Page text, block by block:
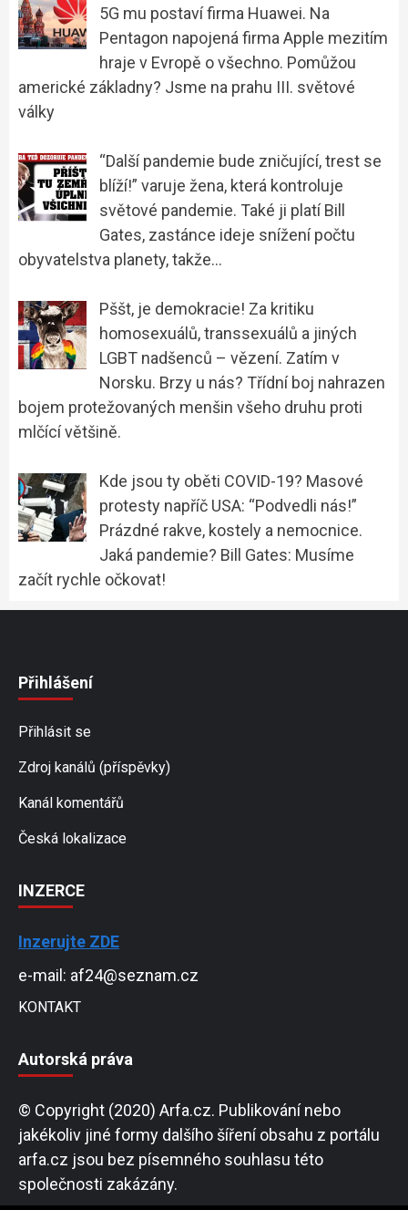
5G mu postaví firma Huawei. Na
Pentagon napojená firma Apple mezitím
hraje v Evropě o všechno. Pomůžou
americké základny? Jsme na prahu III. světové
války
“Další pandemie bude zničující, trest se
blíží!” varuje žena, která kontroluje
světové pandemie. Také ji platí Bill
Gates, zastánce ideje snížení počtu
obyvatelstva planety, takže…
Pššt, je demokracie! Za kritiku
homosexuálů, transsexuálů a jiných
LGBT nadšenců – vězení. Zatím v
Norsku. Brzy u nás? Třídní boj nahrazen
bojem protežovaných menšin všeho druhu proti
mlčící většině.
Kde jsou ty oběti COVID-19? Masové
protesty napříč USA: “Podvedli nás!”
Prázdné rakve, kostely a nemocnice.
Jaká pandemie? Bill Gates: Musíme
začít rychle očkovat!
Přihlášení
Přihlásit se
Zdroj kanálů (příspěvky)
Kanál komentářů
Česká lokalizace
INZERCE
Inzerujte ZDE
e-mail: af24@seznam.cz
KONTAKT
Autorská práva
© Copyright (2020) Arfa.cz. Publikování nebo
jakékoliv jiné formy dalšího šíření obsahu z portálu
arfa.cz jsou bez písemného souhlasu této
společnosti zakázány.